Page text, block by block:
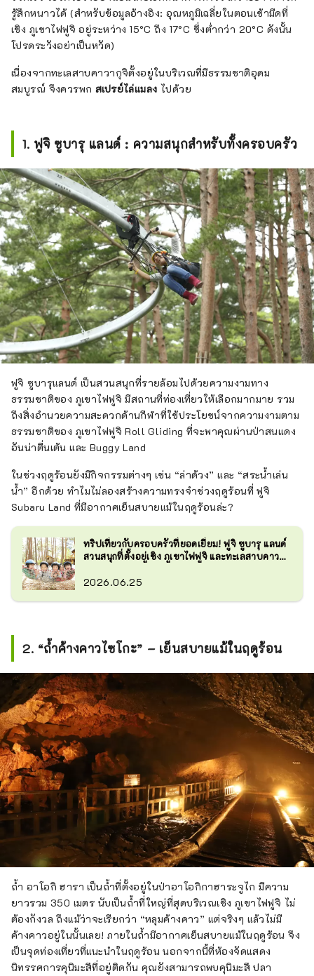
รู้สึกหนาวได้ (สำหรับข้อมูลอ้างอิง: อุณหภูมิเฉลี่ยในตอนเช้ามืดที่
เชิง ภูเขาไฟฟูจิ อยู่ระหว่าง 15°C ถึง 17°C ซึ่งต่ำกว่า 20°C ดังนั้น
โปรดระวังอย่าเป็นหวัด)
เนื่องจากทะเลสาบคาวากุจิตั้งอยู่ในบริเวณที่มีธรรมชาติอุดม
สมบูรณ์ จึงควรพก สเปรย์ไล่แมลง ไปด้วย
1. ฟูจิ ซูบารุ แลนด์ : ความสนุกสำหรับทั้งครอบครัว
ฟูจิ ซูบารุแลนด์ เป็นสวนสนุกที่รายล้อมไปด้วยความงามทาง
ธรรมชาติของ ภูเขาไฟฟูจิ มีสถานที่ท่องเที่ยวให้เลือกมากมาย รวม
ถึงสิ่งอำนวยความสะดวกด้านกีฬาที่ใช้ประโยชน์จากความงามตาม
ธรรมชาติของ ภูเขาไฟฟูจิ Roll Gliding ที่จะพาคุณผ่านป่าสนแดง
อันน่าตื่นเต้น และ Buggy Land
ในช่วงฤดูร้อนยังมีกิจกรรมต่างๆ เช่น “ล่าด้วง” และ “สระน้ำเล่น
น้ำ” อีกด้วย ทำไมไม่ลองสร้างความทรงจำช่วงฤดูร้อนที่ ฟูจิ
Subaru Land ที่มีอากาศเย็นสบายแม้ในฤดูร้อนล่ะ?
ทริปเที่ยวกับครอบครัวที่ยอดเยี่ยม! ฟูจิ ซูบารุ แลนด์
สวนสนุกที่ตั้งอยู่เชิง ภูเขาไฟฟูจิ และทะเลสาบคาวากุ
2026.06.25
2. “ถ้ำค้างคาวไซโกะ” – เย็นสบายแม้ในฤดูร้อน
ถ้ำ อาโอกิ ฮารา เป็นถ้ำที่ตั้งอยู่ในป่าอาโอกิกาฮาระจูไก มีความ
ยาวรวม 350 เมตร นับเป็นถ้ำที่ใหญ่ที่สุดบริเวณเชิง ภูเขาไฟฟูจิ ไม่
ต้องกังวล ถึงแม้ว่าจะเรียกว่า “หลุมค้างคาว” แต่จริงๆ แล้วไม่มี
ค้างคาวอยู่ในนั้นเลย! ภายในถ้ำมีอากาศเย็นสบายแม้ในฤดูร้อน จึง
เป็นจุดท่องเที่ยวที่แนะนำในฤดูร้อน นอกจากนี้ที่ห้องจัดแสดง
นิทรรศการคุนิมะสึที่อยู่ติดกัน คุณยังสามารถพบคุนิมะสึ ปลา